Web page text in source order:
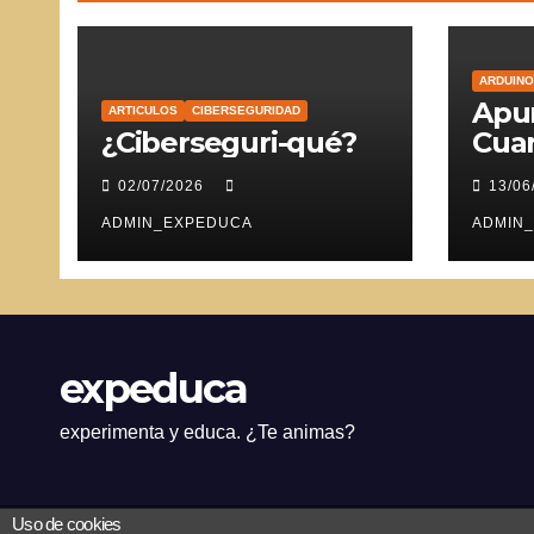
ARTICULOS CIBERSEGURIDAD
¿Ciberseguri-qué?
02/07/2026
ADMIN_EXPEDUCA
ARDUINO
13/
expeduca
experimenta y educa. ¿Te animas?
Uso de cookies